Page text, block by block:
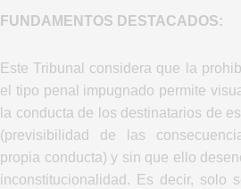
FUNDAMENTOS DESTACADOS:
Este Tribunal considera que la
el tipo penal impugnado permite
la conducta de los destinatarios de
(previsibilidad de las
propia conducta) y sin que ello
inconstitucionalidad. Es decir, solo